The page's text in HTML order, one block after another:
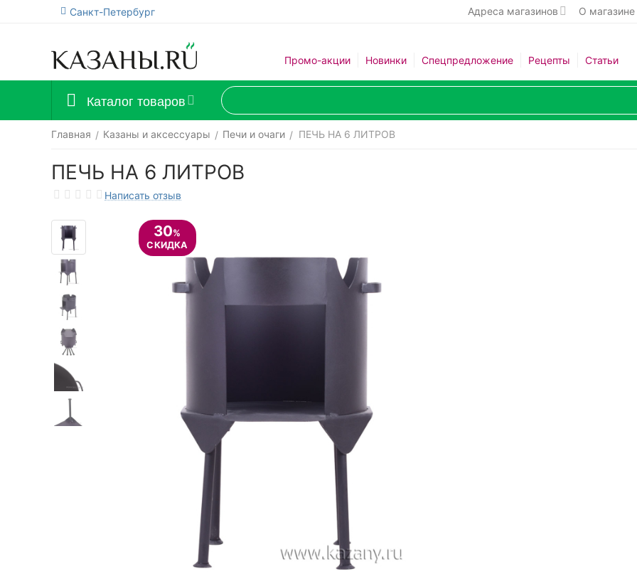
Санкт-Петербург Адреса магазинов О магазине
Промо-акции Новинки Спецпредложение Рецепты Статьи
Каталог товаров
Главная / Казаны и аксессуары / Печи и очаги / ПЕЧЬ НА 6 ЛИТРОВ
ПЕЧЬ НА 6 ЛИТРОВ
Написать отзыв
30